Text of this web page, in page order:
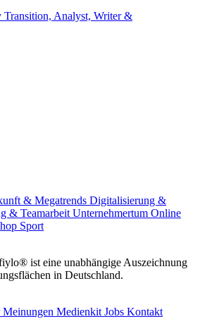
Analyst, Writer &
& Megatrends Digitalisierung &
& Teamarbeit Unternehmertum Online
Sport
ist eine unabhängige Auszeichnung
in Deutschland.
Meinungen Medienkit Jobs Kontakt